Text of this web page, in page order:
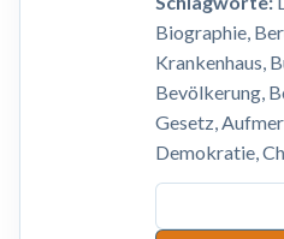
Biographie,
Krankenhaus,
Bevölkerung,
Gesetz,
Demokratie,